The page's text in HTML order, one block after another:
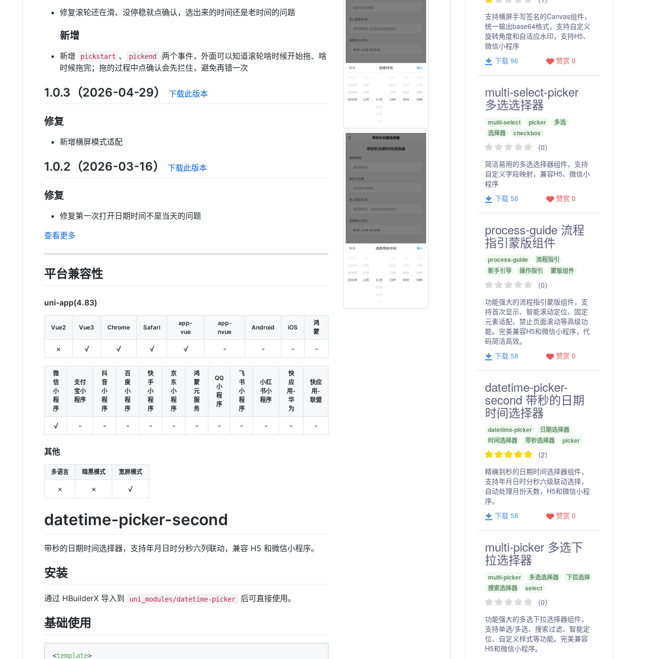
修复滚轮还在滑、没停稳就点确认，选出来的时间还是老时间的问题
新增
新增 pickstart 、 pickend
两个事件，外面可以知道滚轮啥时候开始拖、啥
时候拖完；拖的过程中点确认会先拦住，避免再错一次
1.0.3（2026-04-29） 下载此版本
修复
新增横屏模式适配
1.0.2（2026-03-16） 下载此版本
修复
修复第一次打开日期时间不是当天的问题
查看更多
平台兼容性
uni-app(4.83)
Vue2 Vue3 Chrome Safari
app-
vue
app-
nvue
Android iOS
鸿
蒙
× √ √ √ √ - - - -
微
信
小
程
序
支付
宝小
程序
抖
音
小
程
序
百
度
小
程
序
快
手
小
程
序
京
东
小
程
序
鸿
蒙
元
服
务
QQ
小
程
序
飞
书
小
程
序
小红
书小
程序
快
应
用-
华
为
快应
用-
联盟
√ - - - - - - - - - - -
其他
多语言 暗黑模式 宽屏模式
× × √
datetime-picker-second
带秒的日期时间选择器，支持年月日时分秒六列联动，兼容 H5 和微信小程序。
安装
通过 HBuilderX 导入到 uni_modules/datetime-picker 后可直接使用。
基础使用
<template>
支持横屏手写签名的Canvas组件，
统一输出base64格式，支持自定义
旋转角度和自适应水印，支持H5、
微信小程序
下载 96
赞赏 0
multi-select-picker
多选选择器
multi-select picker
多选
选择器
checkbox
（0）
简洁易用的多选选择器组件，支持
自定义字段映射，兼容H5、微信小
程序
下载 58
赞赏 0
process-guide 流程
指引蒙版组件
process-guide
流程指引
新手引导
操作指引 蒙版组件
（0）
功能强大的流程指引蒙版组件，支
持首次显示、智能滚动定位、固定
元素适配、禁止页面滚动等高级功
能。完美兼容H5和微信小程序，代
码简洁高效。
下载 58
赞赏 0
datetime-picker-
second 带秒的日期
时间选择器
datetime-picker
日期选择器
时间选择器
带秒选择器 picker
（2）
精确到秒的日期时间选择器组件，
支持年月日时分秒六级联动选择，
自动处理月份天数，H5和微信小程
序。
下载 58
赞赏 0
multi-picker 多选下
拉选择器
multi-picker 多选选择器
下拉选择
搜索选择器
select
（0）
功能强大的多选下拉选择器组件，
支持单选/多选、搜索过滤、智能定
位、自定义样式等功能。完美兼容
H5和微信小程序。